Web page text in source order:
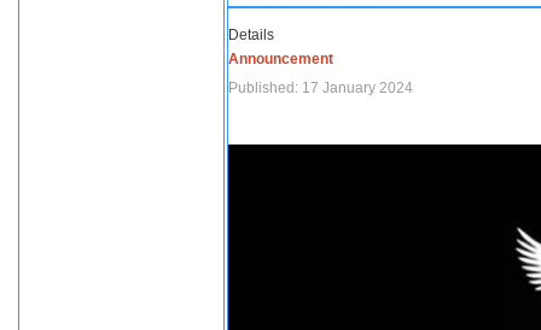
Details
Announcement
Published: 17 January 2024